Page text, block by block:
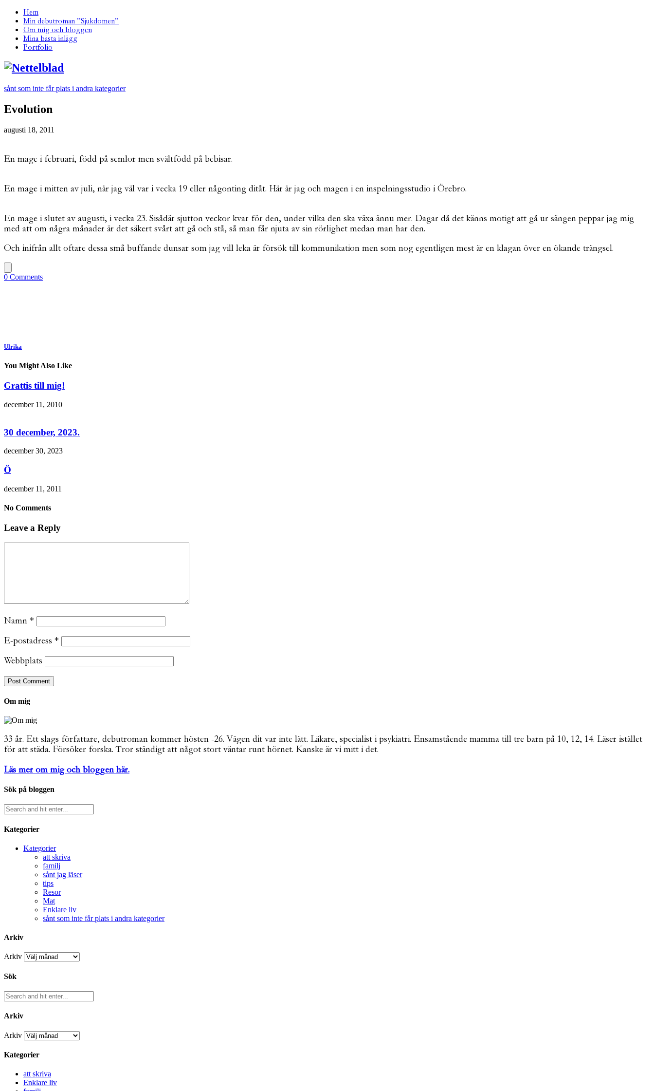
Hem
Min debutroman ”Sjukdomen”
Om mig och bloggen
Mina bästa inlägg
Portfolio
sånt som inte får plats i andra kategorier
Evolution
augusti 18, 2011
En mage i februari, född på semlor men svältfödd på bebisar.
En mage i mitten av juli, när jag väl var i vecka 19 eller någonting ditåt. Här är jag och magen i en inspelningsstudio i Örebro.
En mage i slutet av augusti, i vecka 23. Sisådär sjutton veckor kvar för den, under vilka den ska växa ännu mer. Dagar då det känns motigt att gå ur sängen peppar jag mig
med att om några månader är det säkert svårt att gå och stå, så man får njuta av sin rörlighet medan man har den.
Och inifrån allt oftare dessa små buffande dunsar som jag vill leka är försök till kommunikation men som nog egentligen mest är en klagan över en ökande trängsel.
0 Comments
Ulrika
You Might Also Like
Grattis till mig!
december 11, 2010
30 december, 2023.
december 30, 2023
Ö
december 11, 2011
No Comments
Leave a Reply
Namn *
E-postadress *
Webbplats
Om mig
33 år. Ett slags författare, debutroman kommer hösten -26. Vägen dit var inte lätt. Läkare, specialist i psykiatri. Ensamstående mamma till tre barn på 10, 12, 14. Läser istället
för att städa. Försöker forska. Tror ständigt att något stort väntar runt hörnet. Kanske är vi mitt i det.
Läs mer om mig och bloggen här.
Sök på bloggen
Kategorier
Kategorier
att skriva
familj
sånt jag läser
tips
Resor
Mat
Enklare liv
sånt som inte får plats i andra kategorier
Arkiv
Arkiv
Sök
Arkiv
Arkiv
Kategorier
att skriva
Enklare liv